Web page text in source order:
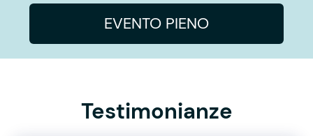
EVENTO PIENO
Testimonianze